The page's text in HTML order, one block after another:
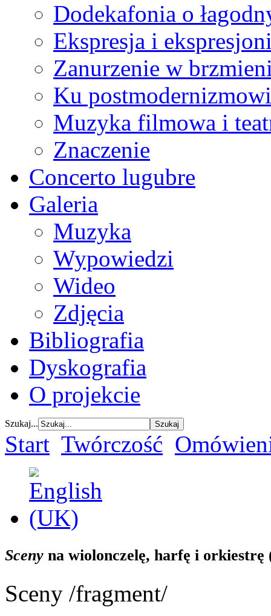
Dodekafonia o
Ekspresja i
Zanurzenie w
Ku postmodernizmowi
Muzyka filmowa i
Znaczenie
Concerto lugubre
Galeria
Muzyka
Wypowiedzi
Wideo
Zdjęcia
Bibliografia
Dyskografia
O projekcie
Szukaj...
Start Twórczość
Sceny na wiolonczelę, harfę i orkiestrę
Sceny /fragment/